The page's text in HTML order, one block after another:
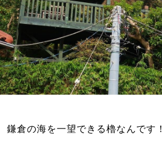
鎌倉の海を一望できる櫓なんです！